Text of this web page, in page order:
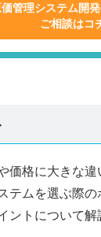
価管理システム開
ご相談はコ
価格に大きな
テムを選ぶ際
トについて解